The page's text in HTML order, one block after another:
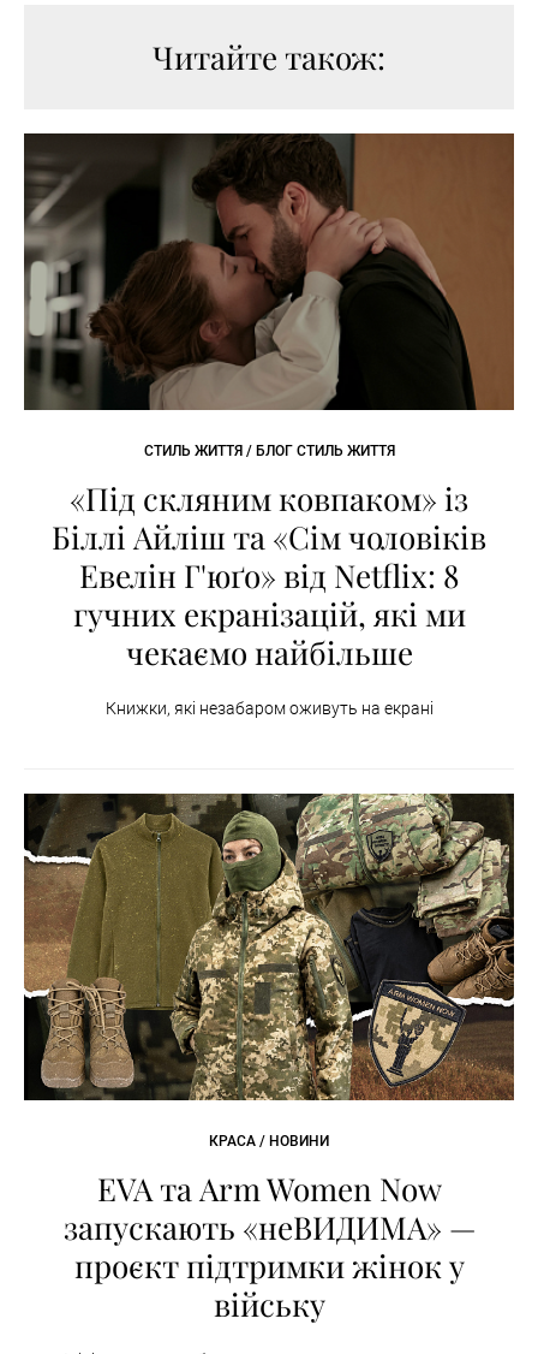
Читайте також:
СТИЛЬ ЖИТТЯ / БЛОГ СТИЛЬ ЖИТТЯ
«Під скляним ковпаком» із
Біллі Айліш та «Сім чоловіків
Евелін Г'юґо» від Netflix: 8
гучних екранізацій, які ми
чекаємо найбільше
Книжки, які незабаром оживуть на екрані
КРАСА / НОВИНИ
EVA та Arm Women Now
запускають «неВИДИМА» —
проєкт підтримки жінок у
війську